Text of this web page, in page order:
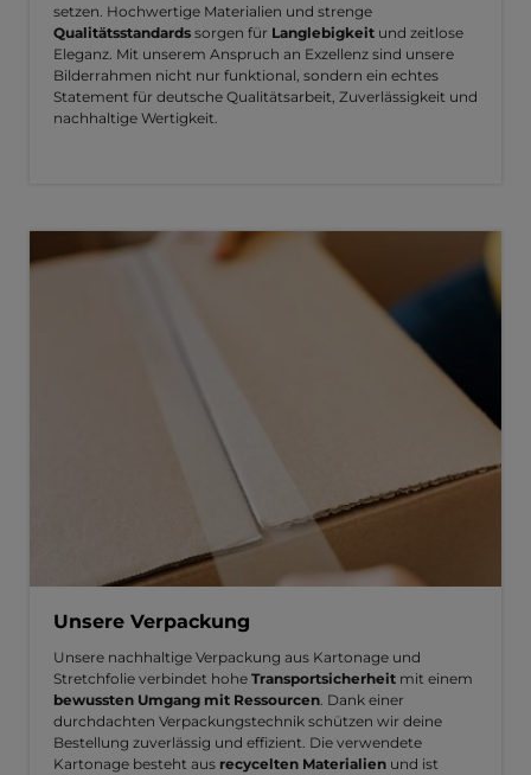
setzen. Hochwertige Materialien und strenge
Qualitätsstandards sorgen für Langlebigkeit und zeitlose
Eleganz. Mit unserem Anspruch an Exzellenz sind unsere
Bilderrahmen nicht nur funktional, sondern ein echtes
Statement für deutsche Qualitätsarbeit, Zuverlässigkeit und
nachhaltige Wertigkeit.
Unsere Verpackung
Unsere nachhaltige Verpackung aus Kartonage und
Stretchfolie verbindet hohe Transportsicherheit mit einem
bewussten Umgang mit Ressourcen. Dank einer
durchdachten Verpackungstechnik schützen wir deine
Bestellung zuverlässig und effizient. Die verwendete
Kartonage besteht aus recycelten Materialien und ist